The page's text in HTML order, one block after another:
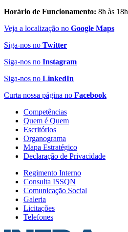
Horário de Funcionamento: 8h às 18h
Veja a localização no Google Maps
Siga-nos no Twitter
Siga-nos no Instagram
Siga-nos no LinkedIn
Curta nossa página no Facebook
Competências
Quem é Quem
Escritórios
Organograma
Mapa Estratégico
Declaração de Privacidade
Regimento Interno
Consulta ISSQN
Comunicação Social
Galeria
Licitações
Telefones